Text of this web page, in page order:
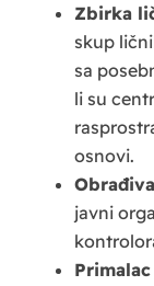
Zbirka
skup
sa
li su
osnovi.
javni
Primalac